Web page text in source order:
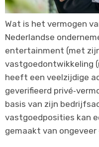
Wat is het vermogen
Nederlandse
entertainment (met
vastgoedontwikkeling
heeft een veelzijdige
geverifieerd
basis van zijn
vastgoedposities kan
gemaakt van